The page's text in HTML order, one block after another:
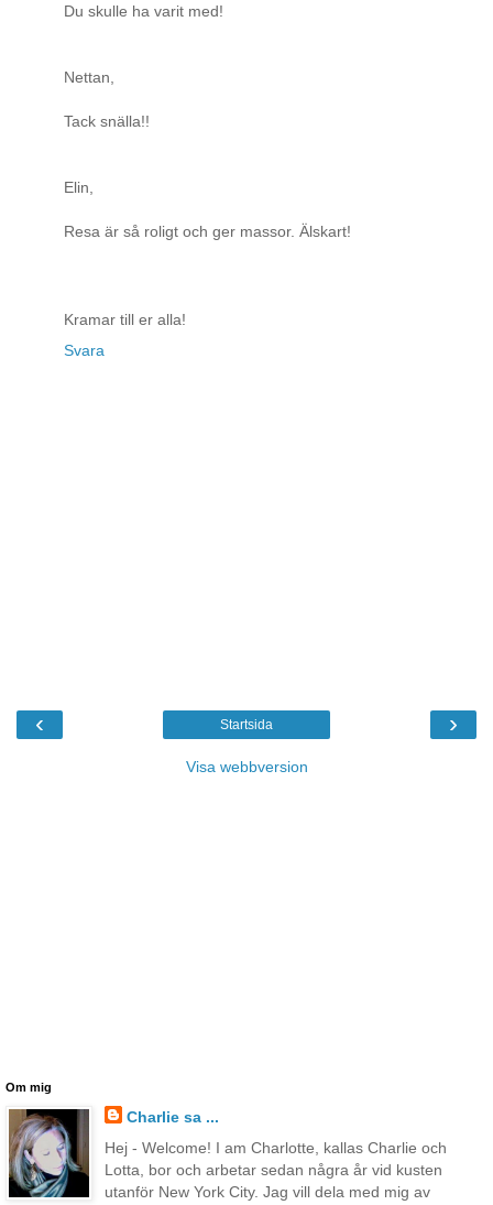
Du skulle ha varit med!
Nettan,
Tack snälla!!
Elin,
Resa är så roligt och ger massor. Älskart!
Kramar till er alla!
Svara
‹ ›
Startsida
Visa webbversion
Om mig
Charlie sa ...
Hej - Welcome! I am Charlotte, kallas Charlie och
Lotta, bor och arbetar sedan några år vid kusten
utanför New York City. Jag vill dela med mig av